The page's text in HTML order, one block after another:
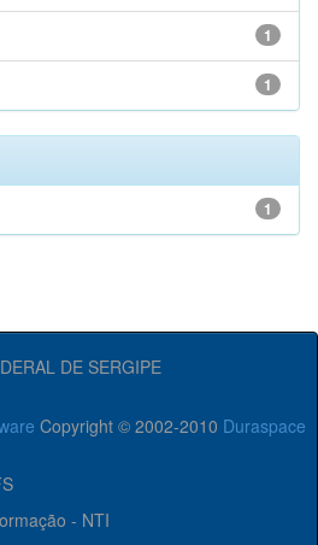
1
1
1
DE SERGIPE
Copyright © 2002-2010 Duraspace
- NTI